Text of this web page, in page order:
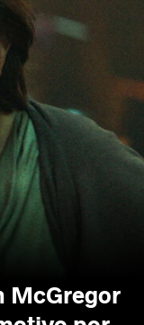
McGregor